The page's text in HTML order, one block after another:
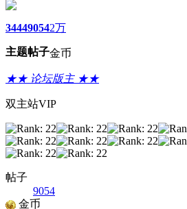
3444
主题
9054
帖子
2万
金币
★★ 论坛版主 ★★
双主站VIP
帖子
9054
金币